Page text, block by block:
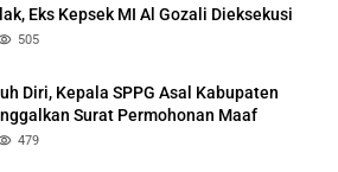
Eks Kepsek MI Al Gozali Dieksekusi
505
Diri, Kepala SPPG Asal Kabupaten
Surat Permohonan Maaf
479